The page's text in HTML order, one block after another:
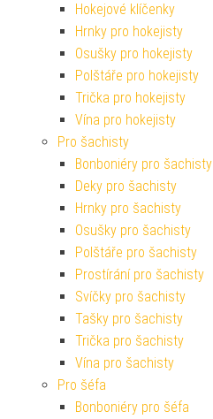
Hokejové klíčenky
Hrnky pro hokejisty
Osušky pro hokejisty
Polštáře pro hokejisty
Trička pro hokejisty
Vína pro hokejisty
Pro šachisty
Bonboniéry pro šachisty
Deky pro šachisty
Hrnky pro šachisty
Osušky pro šachisty
Polštáře pro šachisty
Prostírání pro šachisty
Svíčky pro šachisty
Tašky pro šachisty
Trička pro šachisty
Vína pro šachisty
Pro šéfa
Bonboniéry pro šéfa